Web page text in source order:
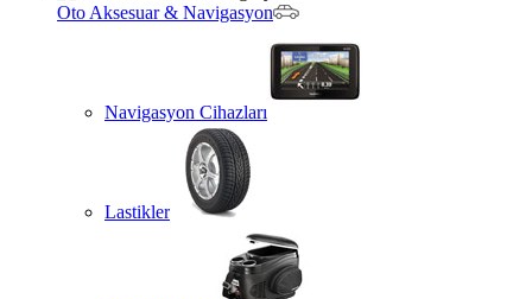
Oto Aksesuar & Navigasyon
Navigasyon Cihazları
Lastikler